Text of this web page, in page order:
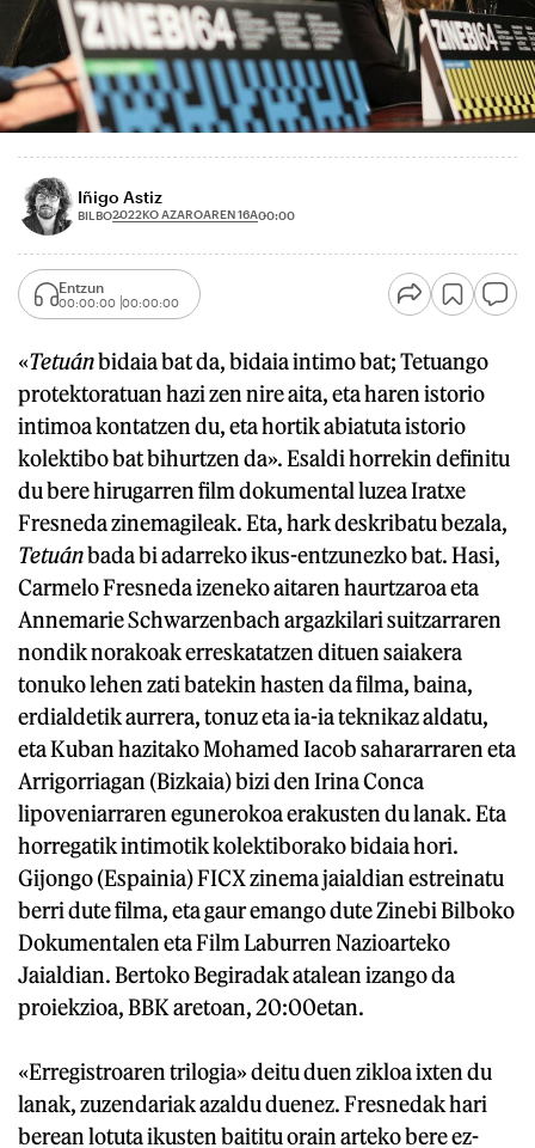
Iñigo Astiz
BILBO2022KO AZAROAREN 16A00:00
Entzun
00:00:00 00:00:00
«Tetuánbidaia bat da, bidaia intimo bat; Tetuango
protektoratuan hazi zen nire aita, eta haren istorio
intimoa kontatzen du, eta hortik abiatuta istorio
kolektibo bat bihurtzen da». Esaldi horrekin definitu
du bere hirugarren film dokumental luzea Iratxe
Fresneda zinemagileak. Eta, hark deskribatu bezala,
Tetuánbada bi adarreko ikus-entzunezko bat. Hasi,
Carmelo Fresneda izeneko aitaren haurtzaroa eta
Annemarie Schwarzenbach argazkilari suitzarraren
nondik norakoak erreskatatzen dituen saiakera
tonuko lehen zati batekin hasten da filma, baina,
erdialdetik aurrera, tonuz eta ia-ia teknikaz aldatu,
eta Kuban hazitako Mohamed Iacob sahararraren eta
Arrigorriagan (Bizkaia) bizi den Irina Conca
lipoveniarraren egunerokoa erakusten du lanak. Eta
horregatik intimotik kolektiborako bidaia hori.
Gijongo (Espainia) FICX zinema jaialdian estreinatu
berri dute filma, eta gaur emango dute Zinebi Bilboko
Dokumentalen eta Film Laburren Nazioarteko
Jaialdian. Bertoko Begiradak atalean izango da
proiekzioa, BBK aretoan, 20:00etan.
«Erregistroaren trilogia» deitu duen zikloa ixten du
lanak, zuzendariak azaldu duenez. Fresnedak hari
berean lotuta ikusten baititu orain arteko bere ez-